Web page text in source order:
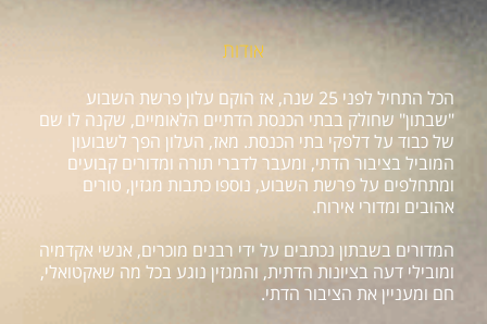
אודות
הכל התחיל לפני 25 שנה, אז הוקם עלון פרשת השבוע
"שבתון" שחולק בבתי הכנסת הדתיים הלאומיים, שקנה לו שם
של כבוד על דלפקי בתי הכנסת. מאז, העלון הפך לשבועון
המוביל בציבור הדתי, ומעבר לדברי תורה ומדורים קבועים
ומתחלפים על פרשת השבוע, נוספו כתבות מגזין, טורים
אהובים ומדורי אירוח.
המדורים בשבתון נכתבים על ידי רבנים מוכרים, אנשי אקדמיה
ומובילי דעה בציונות הדתית, והמגזין נוגע בכל מה שאקטואלי,
חם ומעניין את הציבור הדתי.